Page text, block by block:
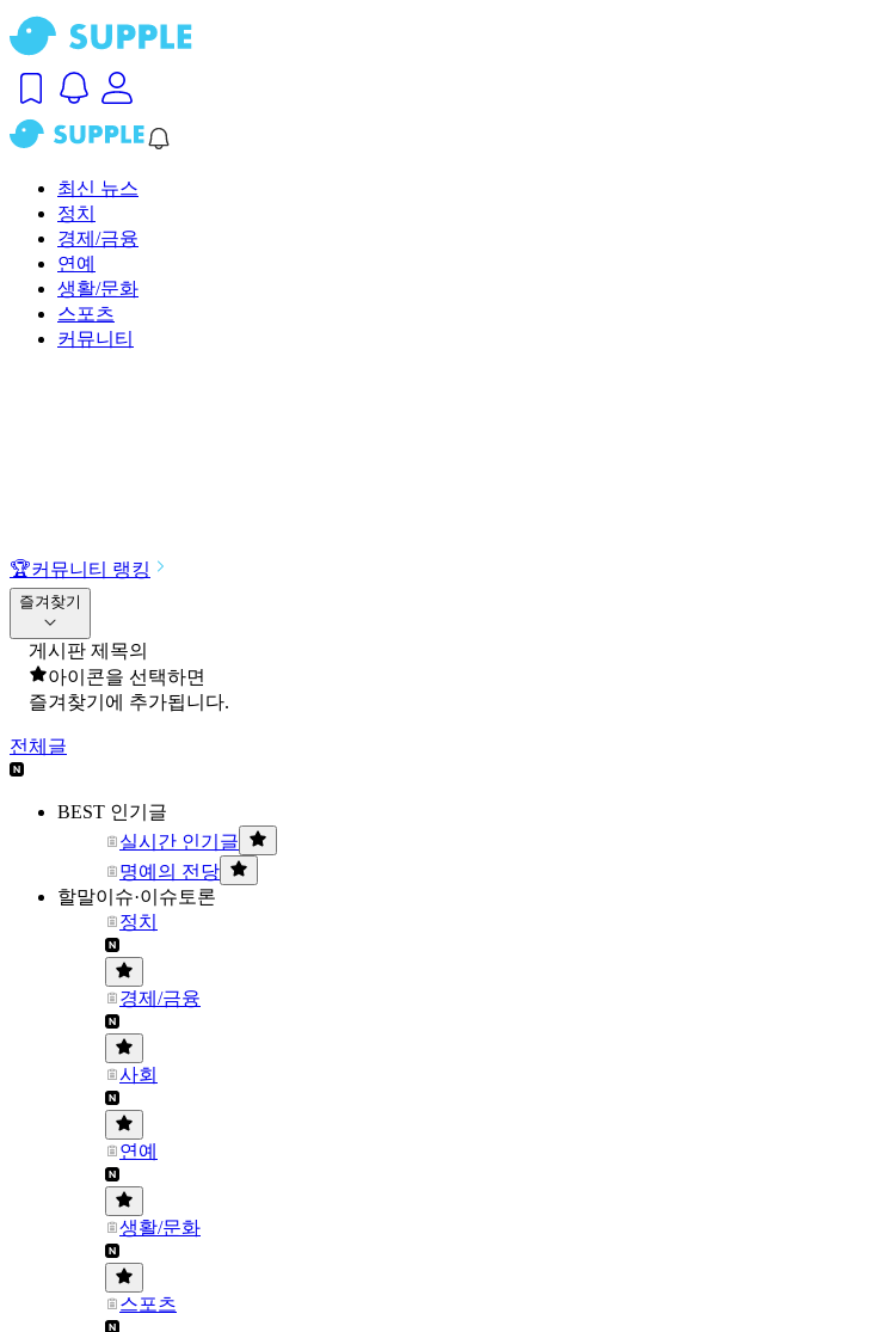
최신 뉴스
정치
경제/금융
연예
생활/문화
스포츠
커뮤니티
🏆커뮤니티 랭킹
즐겨찾기
게시판 제목의
아이콘을 선택하면
즐겨찾기에 추가됩니다.
전체글
BEST 인기글
실시간 인기글
명예의 전당
할말이슈·이슈토론
정치
경제/금융
사회
연예
생활/문화
스포츠